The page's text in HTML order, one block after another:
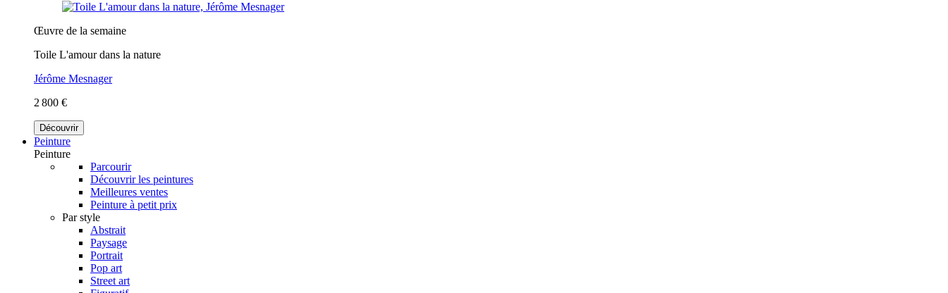
Œuvre de la semaine
Toile L'amour dans la nature
Jérôme Mesnager
2 800 €
Découvrir
Peinture
Peinture
Parcourir
Découvrir les peintures
Meilleures ventes
Peinture à petit prix
Par style
Abstrait
Paysage
Portrait
Pop art
Street art